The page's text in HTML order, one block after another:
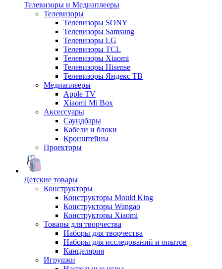
Телевизоры и Медиаплееры
Телевизоры
Телевизоры SONY
Телевизоры Samsung
Телевизоры LG
Телевизоры TCL
Телевизоры Xiaomi
Телевизоры Hisense
Телевизоры Яндекс ТВ
Медиаплееры
Apple TV
Xiaomi Mi Box
Аксессуары
Саундбары
Кабели и блоки
Кронштейны
Проекторы
Детские товары
Конструкторы
Конструкторы Mould King
Конструкторы Wangao
Конструкторы Xiaomi
Товары для творчества
Наборы для творчества
Наборы для исследований и опытов
Канцелярия
Игрушки